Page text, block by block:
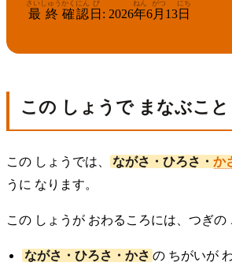
最終
さいしゅう
確認
かくにん
日
び
: 2026年
ねん
6月
がつ
13日
にち
この しょうで まなぶこと
この しょうでは、 ながさ・ひろさ・ か
うに なります。
この しょうが おわるころには、つぎの
ながさ・ひろさ・かさ の ちがいが